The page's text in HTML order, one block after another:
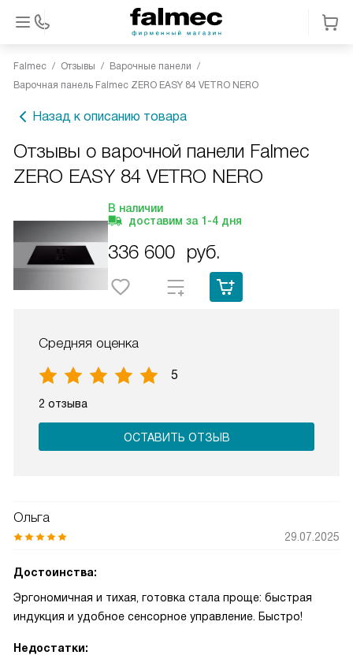
Falmec Отзывы
Варочные панели
Варочная панель Falmec ZERO EASY 84 VETRO NERO
Назад к описанию товара
Отзывы о варочной панели Falmec
ZERO EASY 84 VETRO NERO
В наличии
доставим за 1-4 дня
336 600 руб.
Средняя оценка
5
2 отзыва
ОСТАВИТЬ ОТЗЫВ
Ольга
29.07.2025
Достоинства:
Эргономичная и тихая, готовка стала проще: быстрая
индукция и удобное сенсорное управление. Быстро!
Недостатки: